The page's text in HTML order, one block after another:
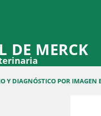
DE MERCK
Y DIAGNÓSTICO POR